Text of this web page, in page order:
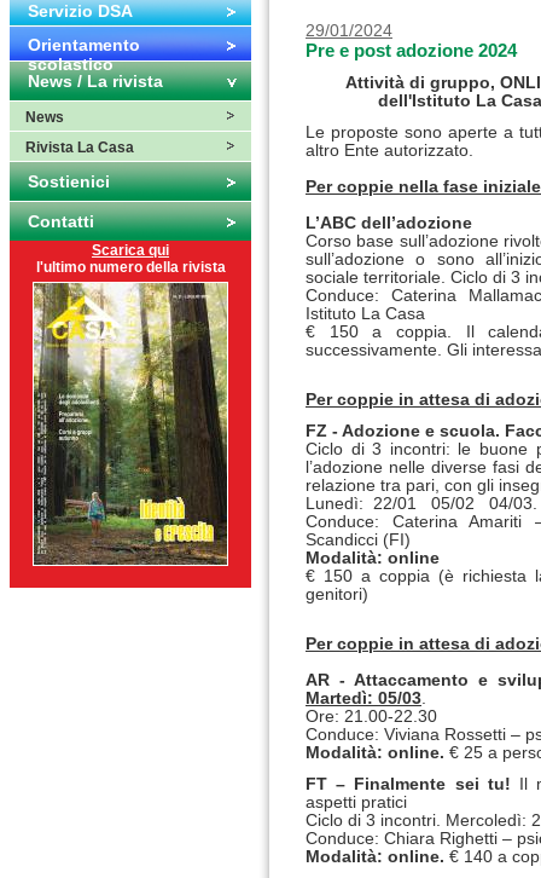
Servizio DSA
Orientamento
scolastico
News / La rivista
News
Rivista La Casa
Sostienici
Contatti
Scarica qui
l'ultimo numero della rivista
29/01/2024
Pre e post adozione 2024
Attività di gruppo,
dell'Istituto La
Le proposte sono aperte a
altro Ente autorizzato.
Per coppie nella fase
L’ABC dell’adozione
Corso base sull’adozione
sull’adozione o sono
sociale territoriale. Ciclo di 3
Conduce: Caterina
Istituto La Casa
€ 150 a coppia. Il
successivamente. Gli
Per coppie in attesa di
FZ - Adozione e scuola.
Ciclo di 3 incontri: le buone
l’adozione nelle diverse fasi
relazione tra pari, con gli
Lunedì: 22/01 05/02 04/03.
Conduce: Caterina
Scandicci (FI)
Modalità: online
€ 150 a coppia (è richiesta
genitori)
Per coppie in attesa di
AR - Attaccamento e
Martedì: 05/03.
Ore: 21.00-22.30
Conduce: Viviana Rossetti –
Modalità: online. € 25 a
FT – Finalmente sei tu!
Il
aspetti pratici
Ciclo di 3 incontri.
Conduce: Chiara Righetti –
Modalità: online. € 140 a